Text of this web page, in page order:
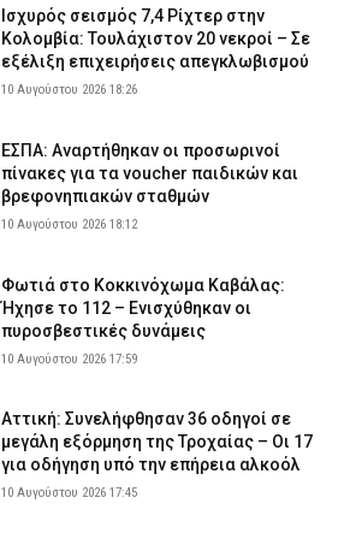
Ισχυρός σεισμός 7,4 Ρίχτερ στην
Κολομβία: Τουλάχιστον 20 νεκροί – Σε
εξέλιξη επιχειρήσεις απεγκλωβισμού
10 Αυγούστου 2026 18:26
ΕΣΠΑ: Αναρτήθηκαν οι προσωρινοί
πίνακες για τα voucher παιδικών και
βρεφονηπιακών σταθμών
10 Αυγούστου 2026 18:12
Φωτιά στο Κοκκινόχωμα Καβάλας:
Ήχησε το 112 – Ενισχύθηκαν οι
πυροσβεστικές δυνάμεις
10 Αυγούστου 2026 17:59
Αττική: Συνελήφθησαν 36 οδηγοί σε
μεγάλη εξόρμηση της Τροχαίας – Οι 17
για οδήγηση υπό την επήρεια αλκοόλ
10 Αυγούστου 2026 17:45